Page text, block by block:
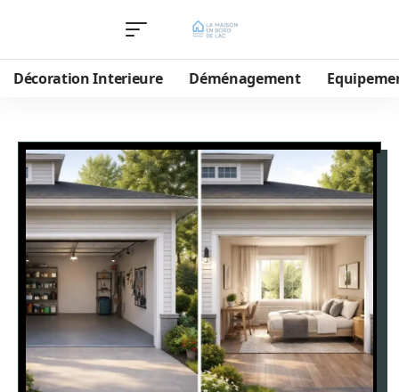
Décoration Interieure Déménagement